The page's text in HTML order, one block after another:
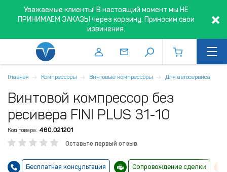
Уважаемые клиенты! В настоящий момент мы НЕ
ПРИНИМАЕМ ЗАКАЗЫ через корзину. Приносим свои
извинения.
Главная Компрессоры Винтовые компрессоры Для автосервиса
Винтовой компрессор без
ресивера FINI PLUS 31-10
Код товара: 460.021201
Оставьте первый отзыв
Бесплатная консультация Сопровождение сделки